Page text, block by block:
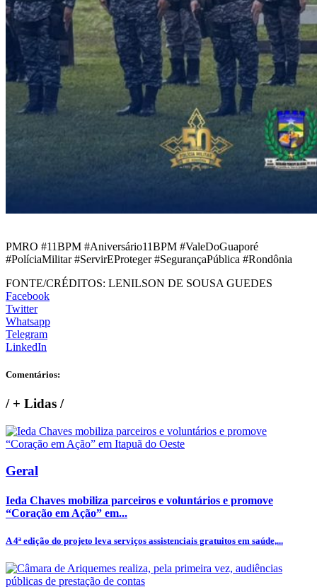
PMRO #11BPM #Aniversário11BPM #ValeDoGuaporé
#PolíciaMilitar #ServirEProteger #SegurançaPública #Rondônia
FONTE/CRÉDITOS: LENILSON DE SOUSA GUEDES
Facebook
Twitter
Whatsapp
Telegram
LinkedIn
Comentários:
/+ Lidas /
Geral
Ieda Chaves mobiliza parceiros e voluntários e promove
“Coração em Ação” em...
A 4ª edição do projeto leva serviços assistenciais gratuitos em saúde,...